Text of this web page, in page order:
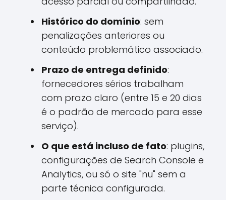
Histórico do domínio: sem
penalizações anteriores ou
conteúdo problemático associado.
Prazo de entrega definido:
fornecedores sérios trabalham
com prazo claro (entre 15 e 20 dias
é o padrão de mercado para esse
serviço).
O que está incluso de fato: plugins,
configurações de Search Console e
Analytics, ou só o site "nu" sem a
parte técnica configurada.